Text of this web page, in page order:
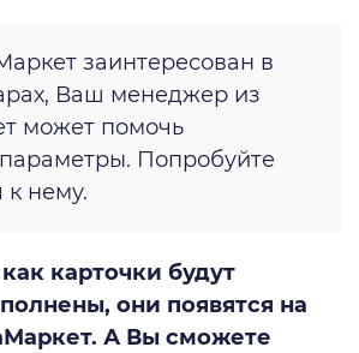
заинтересован в
Ваш менеджер из
может помочь
Попробуйте
к нему.
карточки будут
они появятся на
А Вы сможете